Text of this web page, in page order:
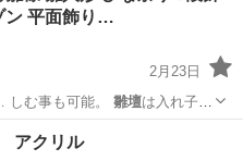
ン 平面飾り…
2月23日
む事も可能。 雛壇は入れ子式
事用品
アクリル